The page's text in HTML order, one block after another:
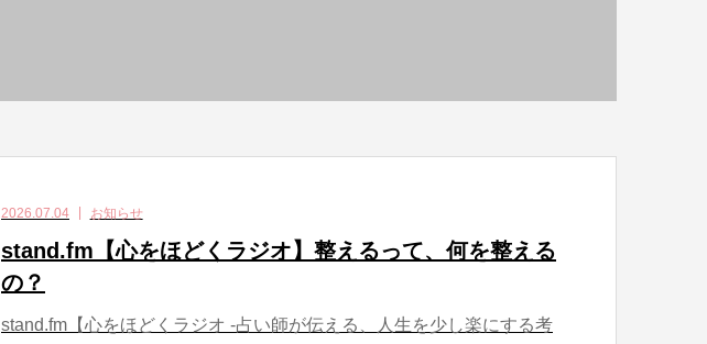
2026.07.04 お知らせ
stand.fm【心をほどくラジオ】整えるって、何を整える
の？
stand.fm【心をほどくラジオ -占い師が伝える、人生を少し楽にする考